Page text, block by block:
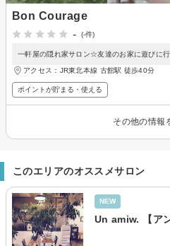
Bon Courage
-
(-件)
一軒屋の隠れ家サロン☆友達のお家に遊びに
アクセス：JR東北本線 古館駅 徒歩40分
ポイントが貯まる・使える
その他の情報
このエリアのオススメサロン
NEW
Un amiw. 【ア